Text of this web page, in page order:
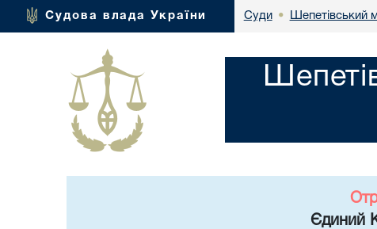
Судова влада України Суди • Шепетівський
Єдиний